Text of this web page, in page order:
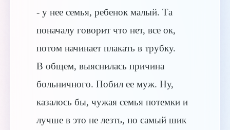
- у нее семья, ребенок малый. Та
поначалу говорит что нет, все ок,
потом начинает плакать в трубку.
В общем, выяснилась причина
больничного. Побил ее муж. Ну,
казалось бы, чужая семья потемки и
лучше в это не лезть, но самый шик